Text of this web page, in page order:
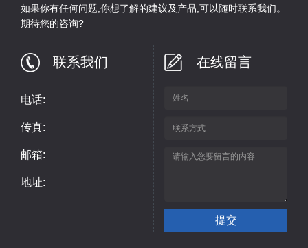
如果你有任何问题,你想了解的建议及产品,可以随时联系我们。
期待您的咨询?
联系我们
电话:
传真:
邮箱:
地址:
在线留言